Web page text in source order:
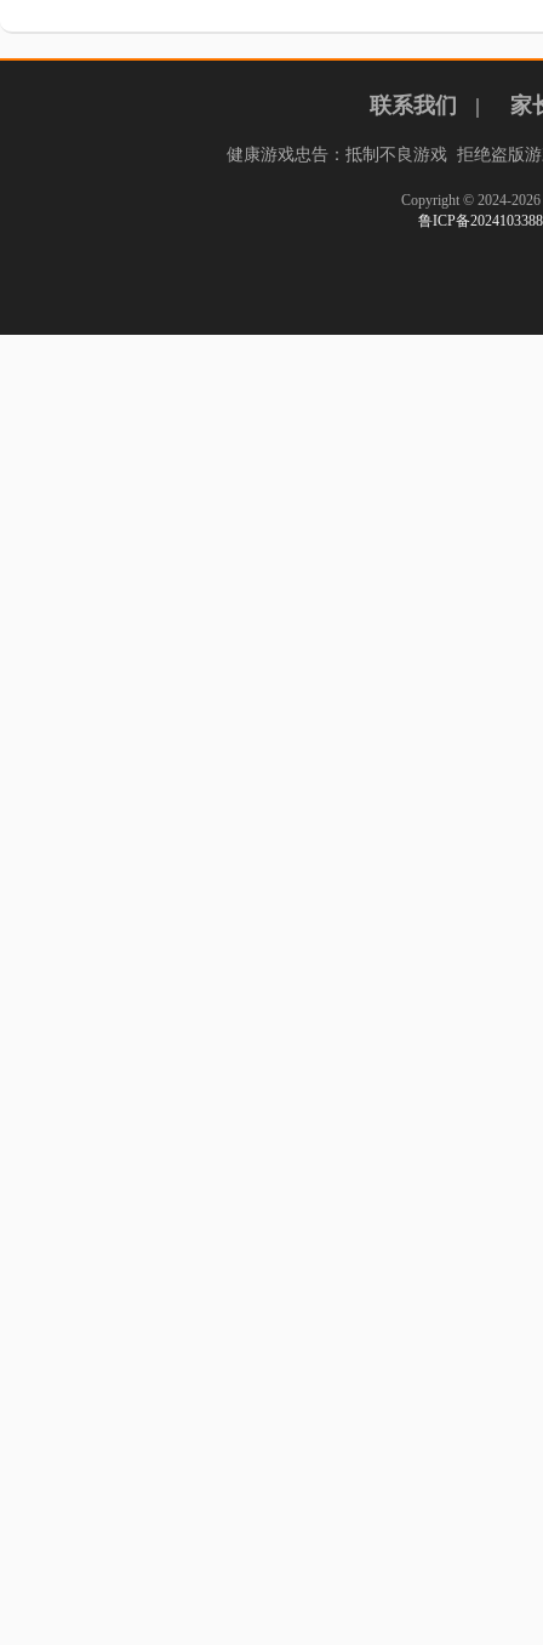
联系我们 | 家
健康游戏忠告：抵制不良游戏 拒绝盗版
Copyright © 2024-
鲁ICP备